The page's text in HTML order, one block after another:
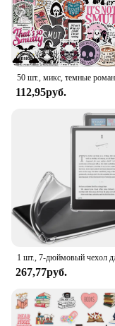
112,95руб.
267,77руб.